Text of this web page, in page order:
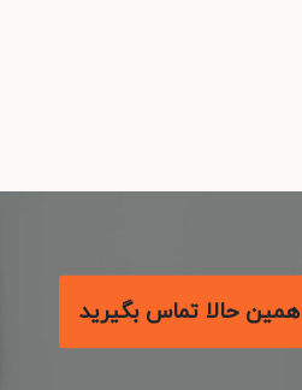
همین حالا تماس بگیرید